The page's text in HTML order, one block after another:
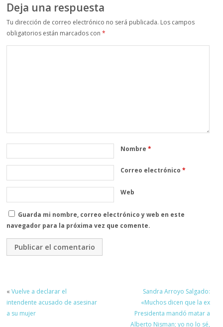
Deja una respuesta
Tu dirección de correo electrónico no será publicada. Los campos
obligatorios están marcados con*
Nombre*
Correo electrónico*
Web
Guarda mi nombre, correo electrónico y web en este
navegador para la próxima vez que comente.
«Vuelve a declarar el
intendente acusado de asesinar
a su mujer
Sandra Arroyo Salgado:
«Muchos dicen que la ex
Presidenta mandó matar a
Alberto Nisman; yo no lo sé,